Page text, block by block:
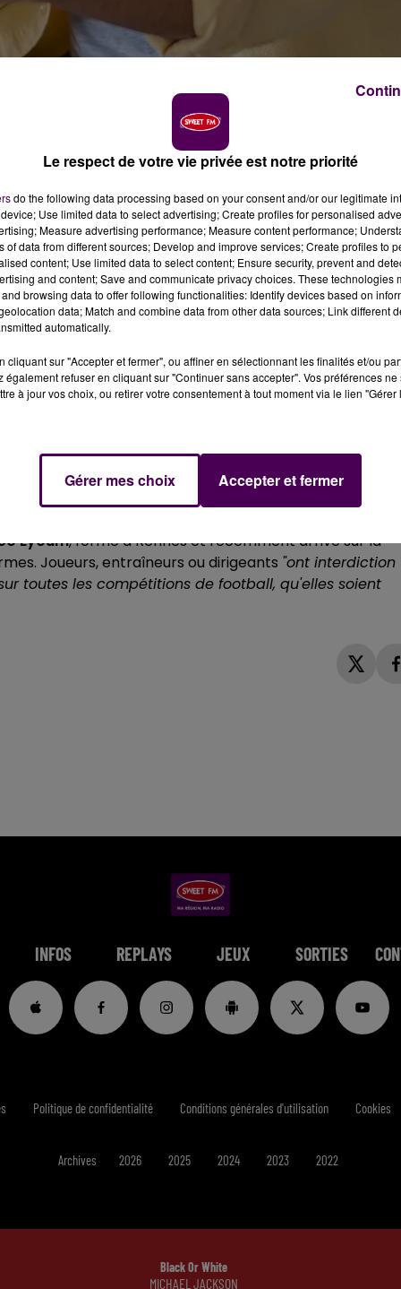
et Nicolas Terrien
se voient condamnés, ce lundi 19 décembre,
paris sportifs. Dans la liste, figurent plusieurs
football français qui se trouve épinglée par la
pour avoir effectué des paris sportifs... ce
publiquement ce lundi 19 décembre, et après
constatées, figure notamment le nom de
: pour avoir fait plusieurs dizaines de paris durant
du Stade Malherbe Caen, le voilà condamné àquatre
des couleurs du Mans FC :Maxence Derrien
deux matchs avec sursis ;
groupe U19 du club de la capitale sarthoise,
Eyoum, formé à Rennes et récemment arrivé sur la
Joueurs, entraîneurs ou dirigeants "ont interdiction
toutes les compétitions de football, qu'elles soient
INFOS REPLAYS JEUX SORTIES
Black Or White
MICHAEL JACKSON
Politique de confidentialité Conditions générales d'utilisation Cookies
Archives 2026 2025 2024 2023 2022
Le respect de votre vie privée est notre priorité
do the following data processing based on your consent and/or our legitimate
Use limited data to select advertising; Create profiles for personalised
Measure advertising performance; Measure content performance;
of data from different sources; Develop and improve services; Create profiles to
content; Use limited data to select content; Ensure security, prevent and
and content; Save and communicate privacy choices. These technologies
browsing data to offer following functionalities: Identify devices based on
data; Match and combine data from other data sources; Link different
automatically.
cliquant sur "Accepter et fermer", ou affiner en sélectionnant les finalités et/ou
également refuser en cliquant sur "Continuer sans accepter". Vos préférences
à jour vos choix, ou retirer votre consentement à tout moment via le lien
Gérer mes choix Accepter et fermer